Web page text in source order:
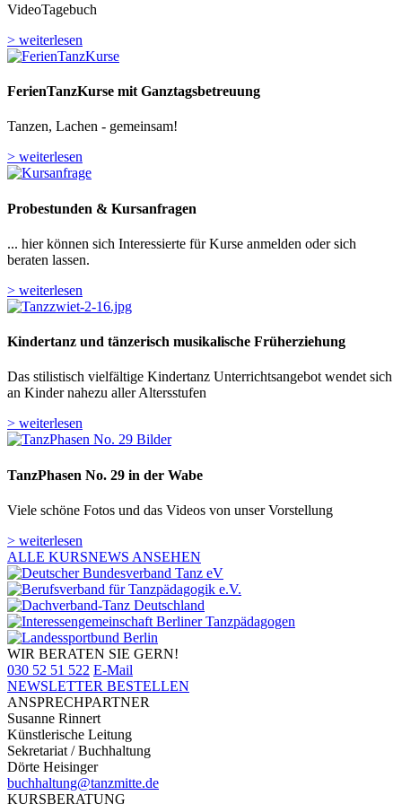
VideoTagebuch
> weiterlesen
FerienTanzKurse mit Ganztagsbetreuung
Tanzen, Lachen - gemeinsam!
> weiterlesen
Probestunden & Kursanfragen
... hier können sich Interessierte für Kurse anmelden oder sich
beraten lassen.
> weiterlesen
Kindertanz und tänzerisch musikalische Früherziehung
Das stilistisch vielfältige Kindertanz Unterrichtsangebot wendet sich
an Kinder nahezu aller Altersstufen
> weiterlesen
TanzPhasen No. 29 in der Wabe
Viele schöne Fotos und das Videos von unser Vorstellung
> weiterlesen
ALLE KURSNEWS ANSEHEN
WIR BERATEN SIE GERN!
030 52 51 522 E-Mail
NEWSLETTER BESTELLEN
ANSPRECHPARTNER
Susanne Rinnert
Künstlerische Leitung
Sekretariat / Buchhaltung
Dörte Heisinger
buchhaltung@tanzmitte.de
KURSBERATUNG